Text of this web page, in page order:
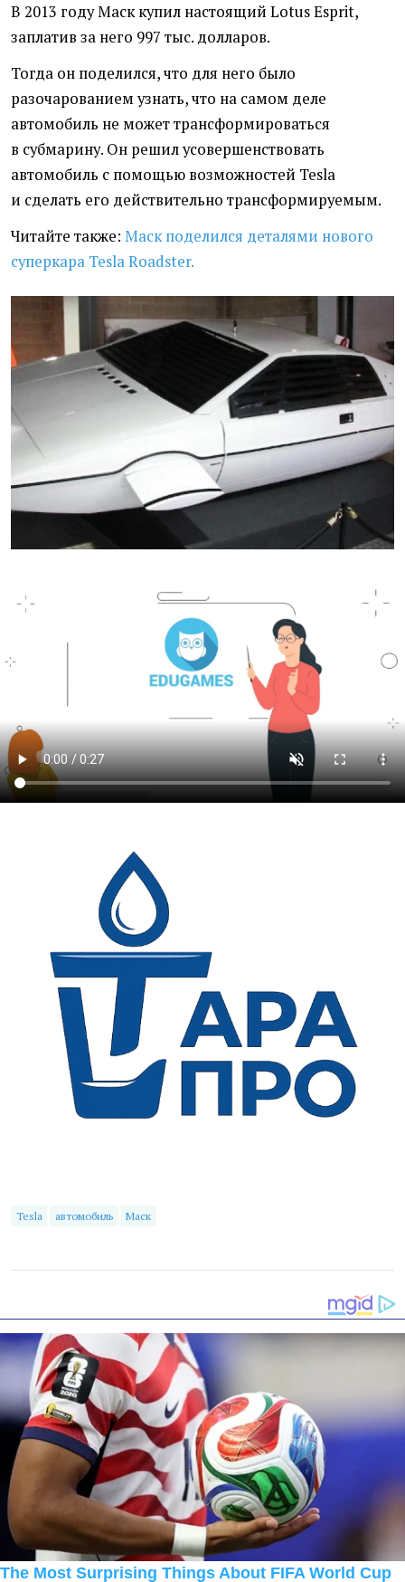
В 2013 году Маск купил настоящий Lotus Esprit,
заплатив за него 997 тыс. долларов.
Тогда он поделился, что для него было
разочарованием узнать, что на самом деле
автомобиль не может трансформироваться
в субмарину. Он решил усовершенствовать
автомобиль с помощью возможностей Tesla
и сделать его действительно трансформируемым.
Читайте также: Маск поделился деталями нового
суперкара Tesla Roadster.
Tesla автомобиль Маск